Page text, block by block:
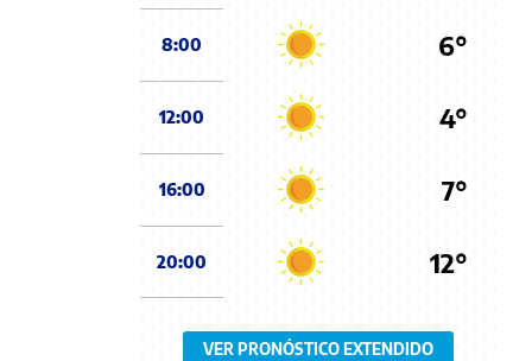
8:00 6°
12:00 4°
16:00 7°
20:00 12°
VER PRONÓSTICO EXTENDIDO